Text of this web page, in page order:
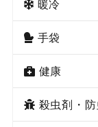
暖冷
手袋
健康
殺虫剤・